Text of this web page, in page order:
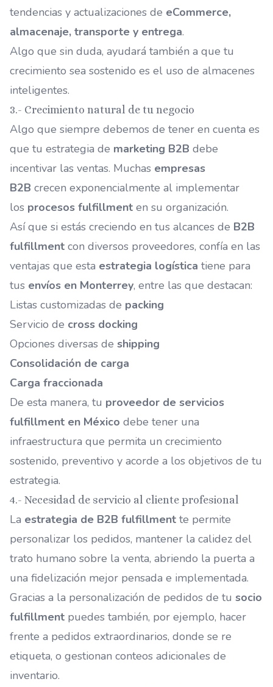
tendencias y actualizaciones de eCommerce,
almacenaje, transporte y entrega.
Algo que sin duda, ayudará también a que tu
crecimiento sea sostenido es el uso de almacenes
inteligentes.
3.- Crecimiento natural de tu negocio
Algo que siempre debemos de tener en cuenta es
que tu estrategia de marketing B2B debe
incentivar las ventas. Muchas empresas
B2B crecen exponencialmente al implementar
los procesos fulfillment en su organización.
Así que si estás creciendo en tus alcances de B2B
fulfillment con diversos proveedores, confía en las
ventajas que esta estrategia logística tiene para
tus envíos en Monterrey, entre las que destacan:
Listas customizadas de packing
Servicio de cross docking
Opciones diversas de shipping
Consolidación de carga
Carga fraccionada
De esta manera, tu proveedor de servicios
fulfillment en México debe tener una
infraestructura que permita un crecimiento
sostenido, preventivo y acorde a los objetivos de tu
estrategia.
4.- Necesidad de servicio al cliente profesional
La estrategia de B2B fulfillment te permite
personalizar los pedidos, mantener la calidez del
trato humano sobre la venta, abriendo la puerta a
una fidelización mejor pensada e implementada.
Gracias a la personalización de pedidos de tu socio
fulfillment puedes también, por ejemplo, hacer
frente a pedidos extraordinarios, donde se re
etiqueta, o gestionan conteos adicionales de
inventario.